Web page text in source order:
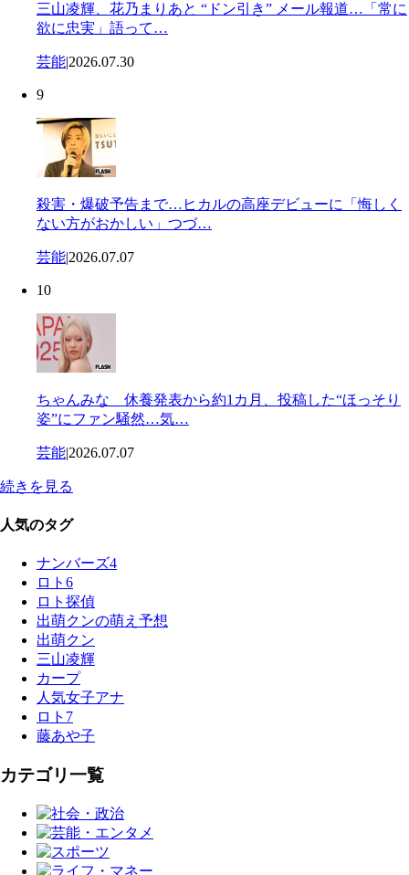
三山凌輝、花乃まりあと “ドン引き” メール報道…「常に
欲に忠実」語って…
芸能|2026.07.30
9
殺害・爆破予告まで…ヒカルの高座デビューに「悔しく
ない方がおかしい」つづ…
芸能|2026.07.07
10
ちゃんみな 休養発表から約1カ月、投稿した“ほっそり
姿”にファン騒然…気…
芸能|2026.07.07
続きを見る
人気のタグ
ナンバーズ4
ロト6
ロト探偵
出萌クンの萌え予想
出萌クン
三山凌輝
カープ
人気女子アナ
ロト7
藤あや子
カテゴリ一覧